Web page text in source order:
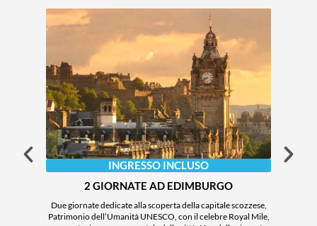
INGRESSO INCLUSO
2 GIORNATE AD EDIMBURGO
Due giornate dedicate alla scoperta della capitale scozzese,
Patrimonio dell’Umanità UNESCO, con il celebre Royal Mile,